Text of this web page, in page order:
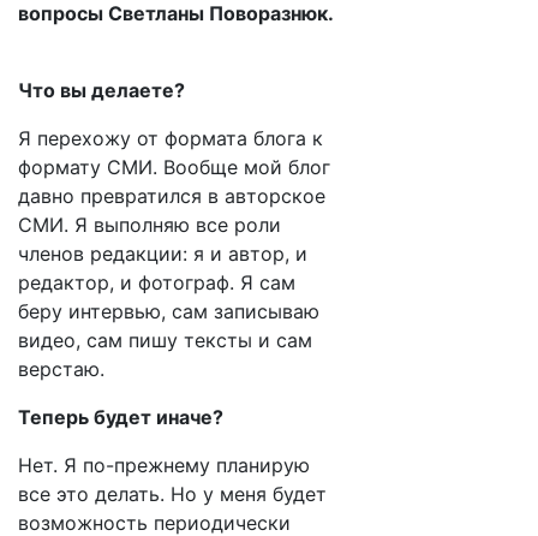
вопросы Светланы Поворазнюк.
Что вы делаете?
Я перехожу от формата блога к
формату СМИ. Вообще мой блог
давно превратился в авторское
СМИ. Я выполняю все роли
членов редакции: я и автор, и
редактор, и фотограф. Я сам
беру интервью, сам записываю
видео, сам пишу тексты и сам
верстаю.
Теперь будет иначе?
Нет. Я по-прежнему планирую
все это делать. Но у меня будет
возможность периодически